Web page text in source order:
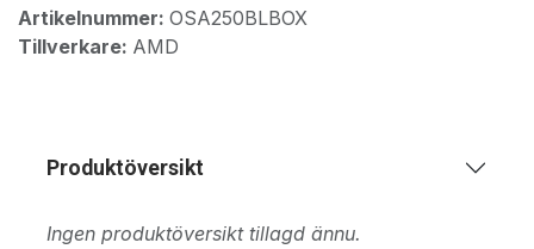
Artikelnummer: OSA250BLBOX
Tillverkare: AMD
Produktöversikt
Ingen produktöversikt tillagd ännu.